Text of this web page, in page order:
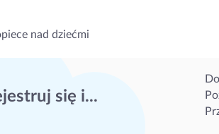
nad dziećmi
się i...